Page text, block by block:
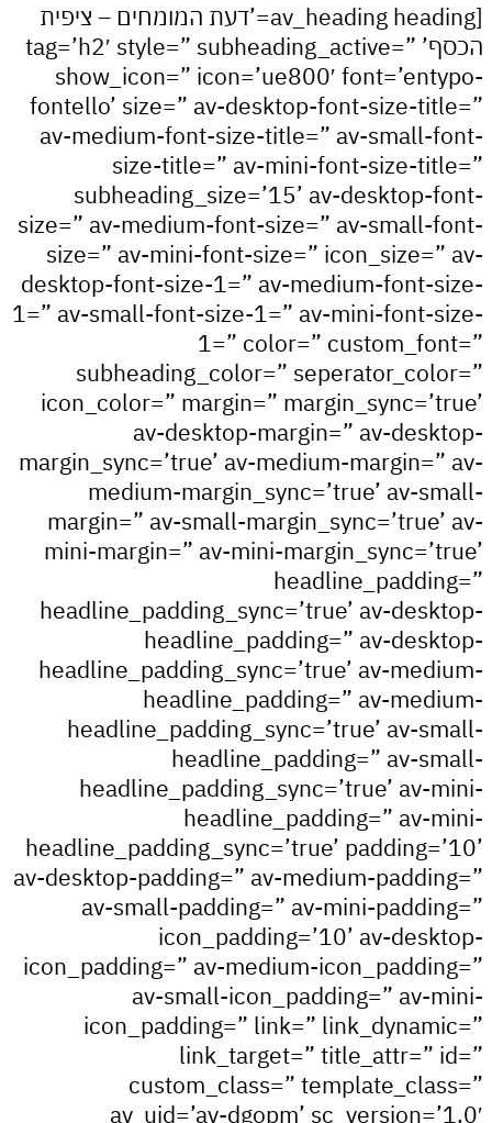
[av_heading heading=’דעת המומחים – ציפית
הכסף’ tag=’h2′ style=” subheading_active=”
show_icon=” icon=’ue800′
fontello’ size=” av-desktop-font-size-
av-medium-font-size-title=” av-
size-title=” av-mini-font-size-
subheading_size=’15’ av-
size=” av-medium-font-size=” av-
size=” av-mini-font-size=”
desktop-font-size-1=” av-medium-
1=” av-small-font-size-1=” av-mini-
1=” color=”
subheading_color=”
icon_color=” margin=”
av-desktop-margin=” av-
margin_sync=’true’ av-medium-
medium-margin_sync=’true’ av-
margin=” av-small-
mini-margin=” av-mini-
headline_padding_sync=’true’ av-
headline_padding=” av-
headline_padding_sync=’true’ av-
headline_padding=” av-
headline_padding_sync=’true’ av-
headline_padding=” av-
headline_padding_sync=’true’
headline_padding=”
headline_padding_sync=’true’
av-desktop-padding=” av-medium-
av-small-padding=” av-mini-
icon_padding=’10’ av-
icon_padding=” av-medium-
av-small-icon_padding=”
icon_padding=” link=”
link_target=”
custom_class=”
av_uid=’av-dgopm’